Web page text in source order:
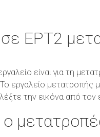
EPT2
είναι για τη
εργαλείο μετατροπής
την εικόνα από τον
ο